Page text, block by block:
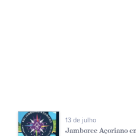
13 de julho
Jamboree Açoriano